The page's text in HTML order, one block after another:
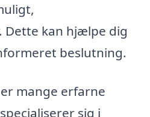
Dette kan hjælpe dig
beslutning.
mange erfarne
sig i